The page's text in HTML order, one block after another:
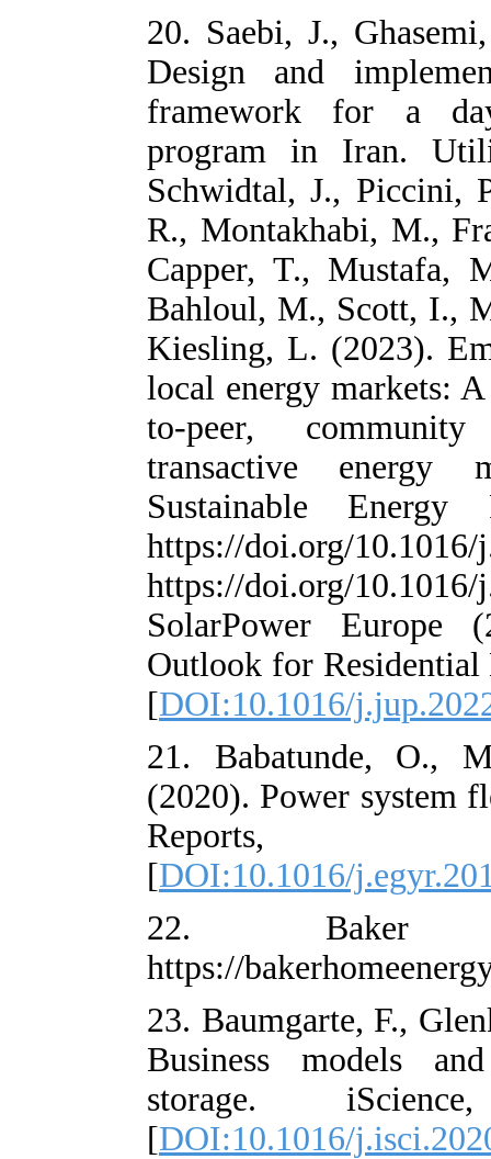
20. Saebi, J.,
Design and
framework
program in
Schwidtal, J.,
R.,
Capper, T.,
Bahloul, M.,
Kiesling, L.
local energy
to-peer,
transactive
Sustainable
https://doi.org/
https://doi.org/
SolarPower
Outlook for
[DOI:10.1016/
21.
(2020). Power
[DOI:10.1016/
22.
https://
23.
Business
storage.
[DOI:10.1016/